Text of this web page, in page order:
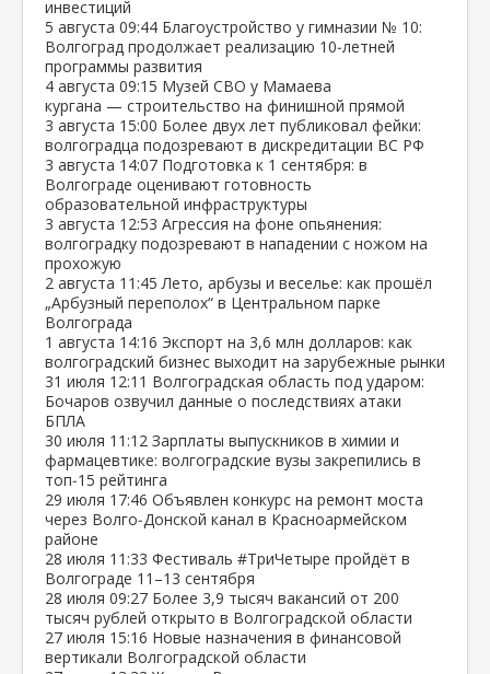
инвестиций
5 августа 09:44 Благоустройство у гимназии № 10:
Волгоград продолжает реализацию 10‑летней
программы развития
4 августа 09:15 Музей СВО у Мамаева
кургана — строительство на финишной прямой
3 августа 15:00 Более двух лет публиковал фейки:
волгоградца подозревают в дискредитации ВС РФ
3 августа 14:07 Подготовка к 1 сентября: в
Волгограде оценивают готовность
образовательной инфраструктуры
3 августа 12:53 Агрессия на фоне опьянения:
волгоградку подозревают в нападении с ножом на
прохожую
2 августа 11:45 Лето, арбузы и веселье: как прошёл
„Арбузный переполох“ в Центральном парке
Волгограда
1 августа 14:16 Экспорт на 3,6 млн долларов: как
волгоградский бизнес выходит на зарубежные рынки
31 июля 12:11 Волгоградская область под ударом:
Бочаров озвучил данные о последствиях атаки
БПЛА
30 июля 11:12 Зарплаты выпускников в химии и
фармацевтике: волгоградские вузы закрепились в
топ‑15 рейтинга
29 июля 17:46 Объявлен конкурс на ремонт моста
через Волго‑Донской канал в Красноармейском
районе
28 июля 11:33 Фестиваль #ТриЧетыре пройдёт в
Волгограде 11–13 сентября
28 июля 09:27 Более 3,9 тысяч вакансий от 200
тысяч рублей открыто в Волгоградской области
27 июля 15:16 Новые назначения в финансовой
вертикали Волгоградской области